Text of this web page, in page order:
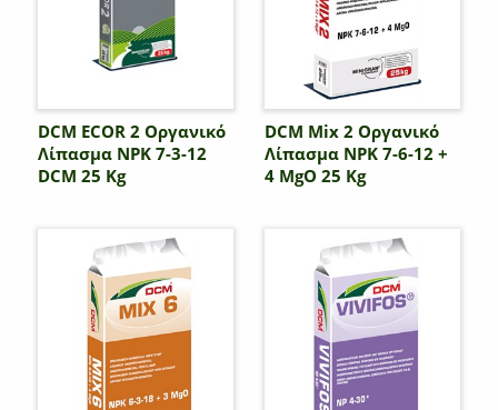
DCM ECOR 2 Οργανικό
Λίπασμα NPK 7-3-12
DCM 25 Kg
DCM Mix 2 Οργανικό
Λίπασμα NPK 7-6-12 +
4 MgO 25 Kg